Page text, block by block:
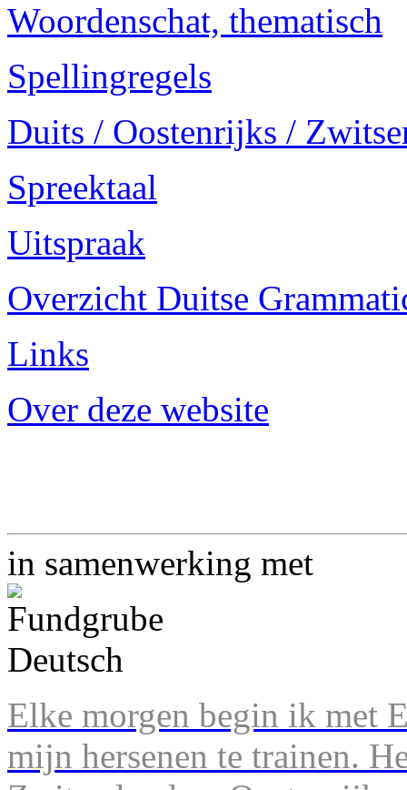
Woordenschat, thematisch
Spellingregels
Duits / Oostenrijks /
Spreektaal
Uitspraak
Overzicht Duitse
Links
Over deze website
in samenwerking met
Elke morgen begin ik met
mijn hersenen te trainen.